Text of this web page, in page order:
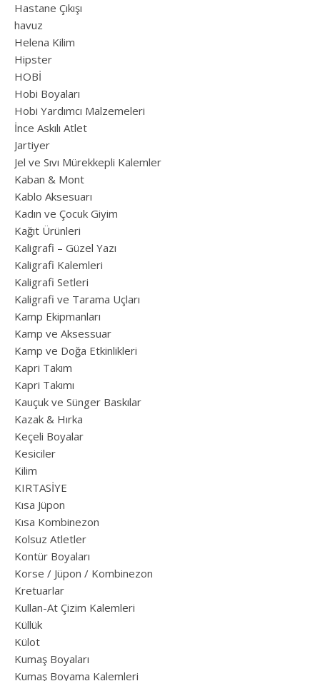
Hastane Çıkışı
havuz
Helena Kilim
Hipster
HOBİ
Hobi Boyaları
Hobi Yardımcı Malzemeleri
İnce Askılı Atlet
Jartiyer
Jel ve Sıvı Mürekkepli Kalemler
Kaban & Mont
Kablo Aksesuarı
Kadın ve Çocuk Giyim
Kağıt Ürünleri
Kaligrafi – Güzel Yazı
Kaligrafi Kalemleri
Kaligrafi Setleri
Kaligrafi ve Tarama Uçları
Kamp Ekipmanları
Kamp ve Aksessuar
Kamp ve Doğa Etkinlikleri
Kapri Takım
Kapri Takımı
Kauçuk ve Sünger Baskılar
Kazak & Hırka
Keçeli Boyalar
Kesiciler
Kilim
KIRTASİYE
Kısa Jüpon
Kısa Kombinezon
Kolsuz Atletler
Kontür Boyaları
Korse / Jüpon / Kombinezon
Kretuarlar
Kullan-At Çizim Kalemleri
Küllük
Külot
Kumaş Boyaları
Kumaş Boyama Kalemleri